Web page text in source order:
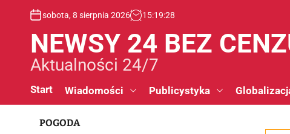
sobota, 8 sierpnia 2026 15:19:29
NEWSY 24 BEZ
Aktualności 24/7
Start Wiadomości Publicystyka
POGODA